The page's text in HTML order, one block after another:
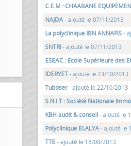
C.E.M : CHAABANE
NAJDA- ajouté le 07/11/2013
La polyclinique IBN ANNAFIS-
SNTRI- ajouté le 07/11/2013
ESEAC : Ecole Supérieure des
IDERYET- ajouté le 23/10/2013
Tuboser- ajouté le 22/10/2013
S.N.I.T : Société Nationale
KBH audit & conseil- ajouté le
Polyclinique ELALYA- ajouté le
TTE- ajouté le 18/08/2013